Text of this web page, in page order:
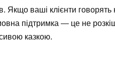
Якщо ваші клієнти
підтримка — це не
казкою.